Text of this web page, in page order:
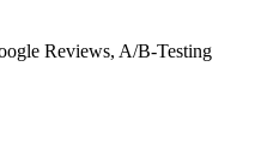
Reviews, A/B-Testing